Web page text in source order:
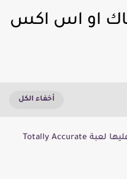
او اس اكس
مواصفات الاجهزة التي ستعمل عليها لعبة Totally Accurate